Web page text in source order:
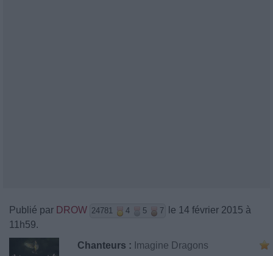
Publié par DROW 24781 4 5 7
le 14 février 2015 à
11h59.
Chanteurs : Imagine Dragons